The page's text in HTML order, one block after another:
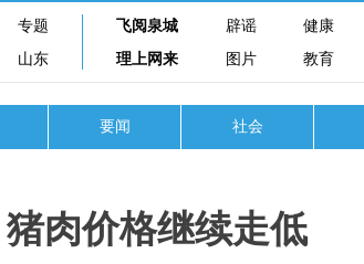
专题
山东
飞阅泉城 辟谣
健康
理上网来
图片 教育
要闻 社会
肉价格继续走低